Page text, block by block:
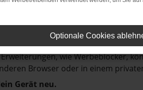
Browsererweiterungen.
wie Werbeblocker,
Browser oder in einem
Gerät neu.
Optionale Cookies